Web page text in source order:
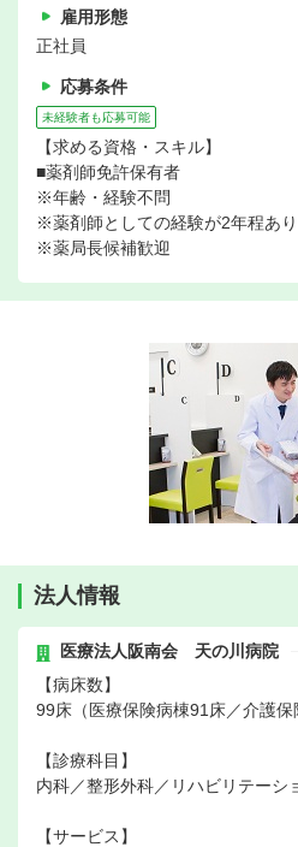
雇用形態
正社員
応募条件
未経験者も応募可能
【求める資格・スキル】
■薬剤師免許保有者
※年齢・経験不問
※薬剤師としての経験が2年程あ
※薬局長候補歓迎
法人情報
医療法人阪南会 天の川病院
【病床数】
99床（医療保険病棟91床／介護保
【診療科目】
内科／整形外科／リハビリテーシ
【サービス】